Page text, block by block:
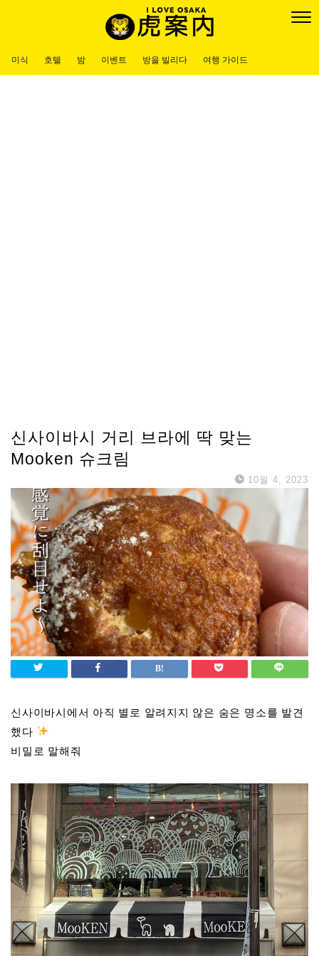
미식 호텔 밤 이벤트 방을 빌리다 여행 가이드
신사이바시 거리 브라에 딱 맞는
Mooken 슈크림
10월 4, 2023
신사이바시에서 아직 별로 알려지지 않은 숨은 명소를 발견
했다
비밀로 말해줘